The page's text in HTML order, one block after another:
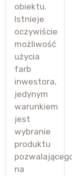
obiektu.
Istnieje
oczywiście
możliwość
użycia
farb
inwestora,
jedynym
warunkiem
jest
wybranie
produktu
na